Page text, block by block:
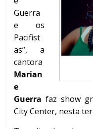
Guerra
e os
Pacifist
as”, a
cantora
Marian
e
Guerrafaz show
City Center, nesta